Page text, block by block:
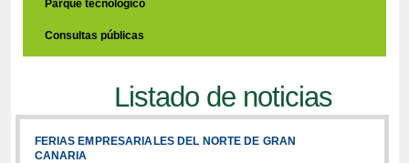
Parque tecnológico
Consultas públicas
Listado de noticias
FERIAS EMPRESARIALES DEL NORTE DE GRAN
CANARIA